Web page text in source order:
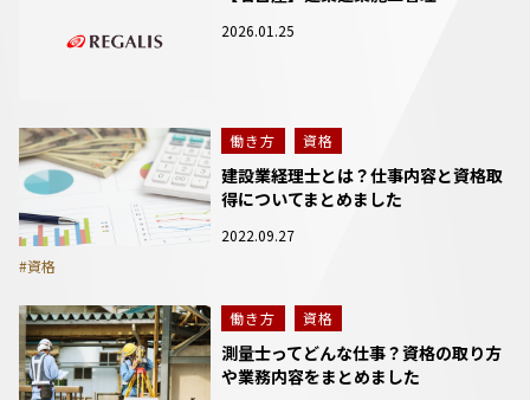
2026.01.25
働き方 資格
建設業経理士とは？仕事内容と資格取
得についてまとめました
2022.09.27
#資格
働き方 資格
測量士ってどんな仕事？資格の取り方
や業務内容をまとめました